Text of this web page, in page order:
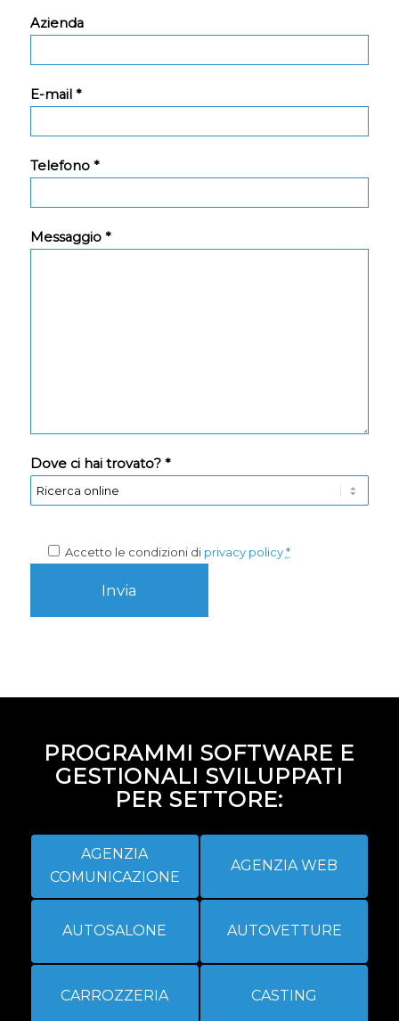
Azienda
E-mail *
Telefono *
Messaggio *
Dove ci hai trovato? *
Accetto le condizioni di privacy policy *
PROGRAMMI SOFTWARE E
GESTIONALI SVILUPPATI
PER SETTORE:
AGENZIA
COMUNICAZIONE
AGENZIA WEB
AUTOSALONE AUTOVETTURE
CARROZZERIA CASTING